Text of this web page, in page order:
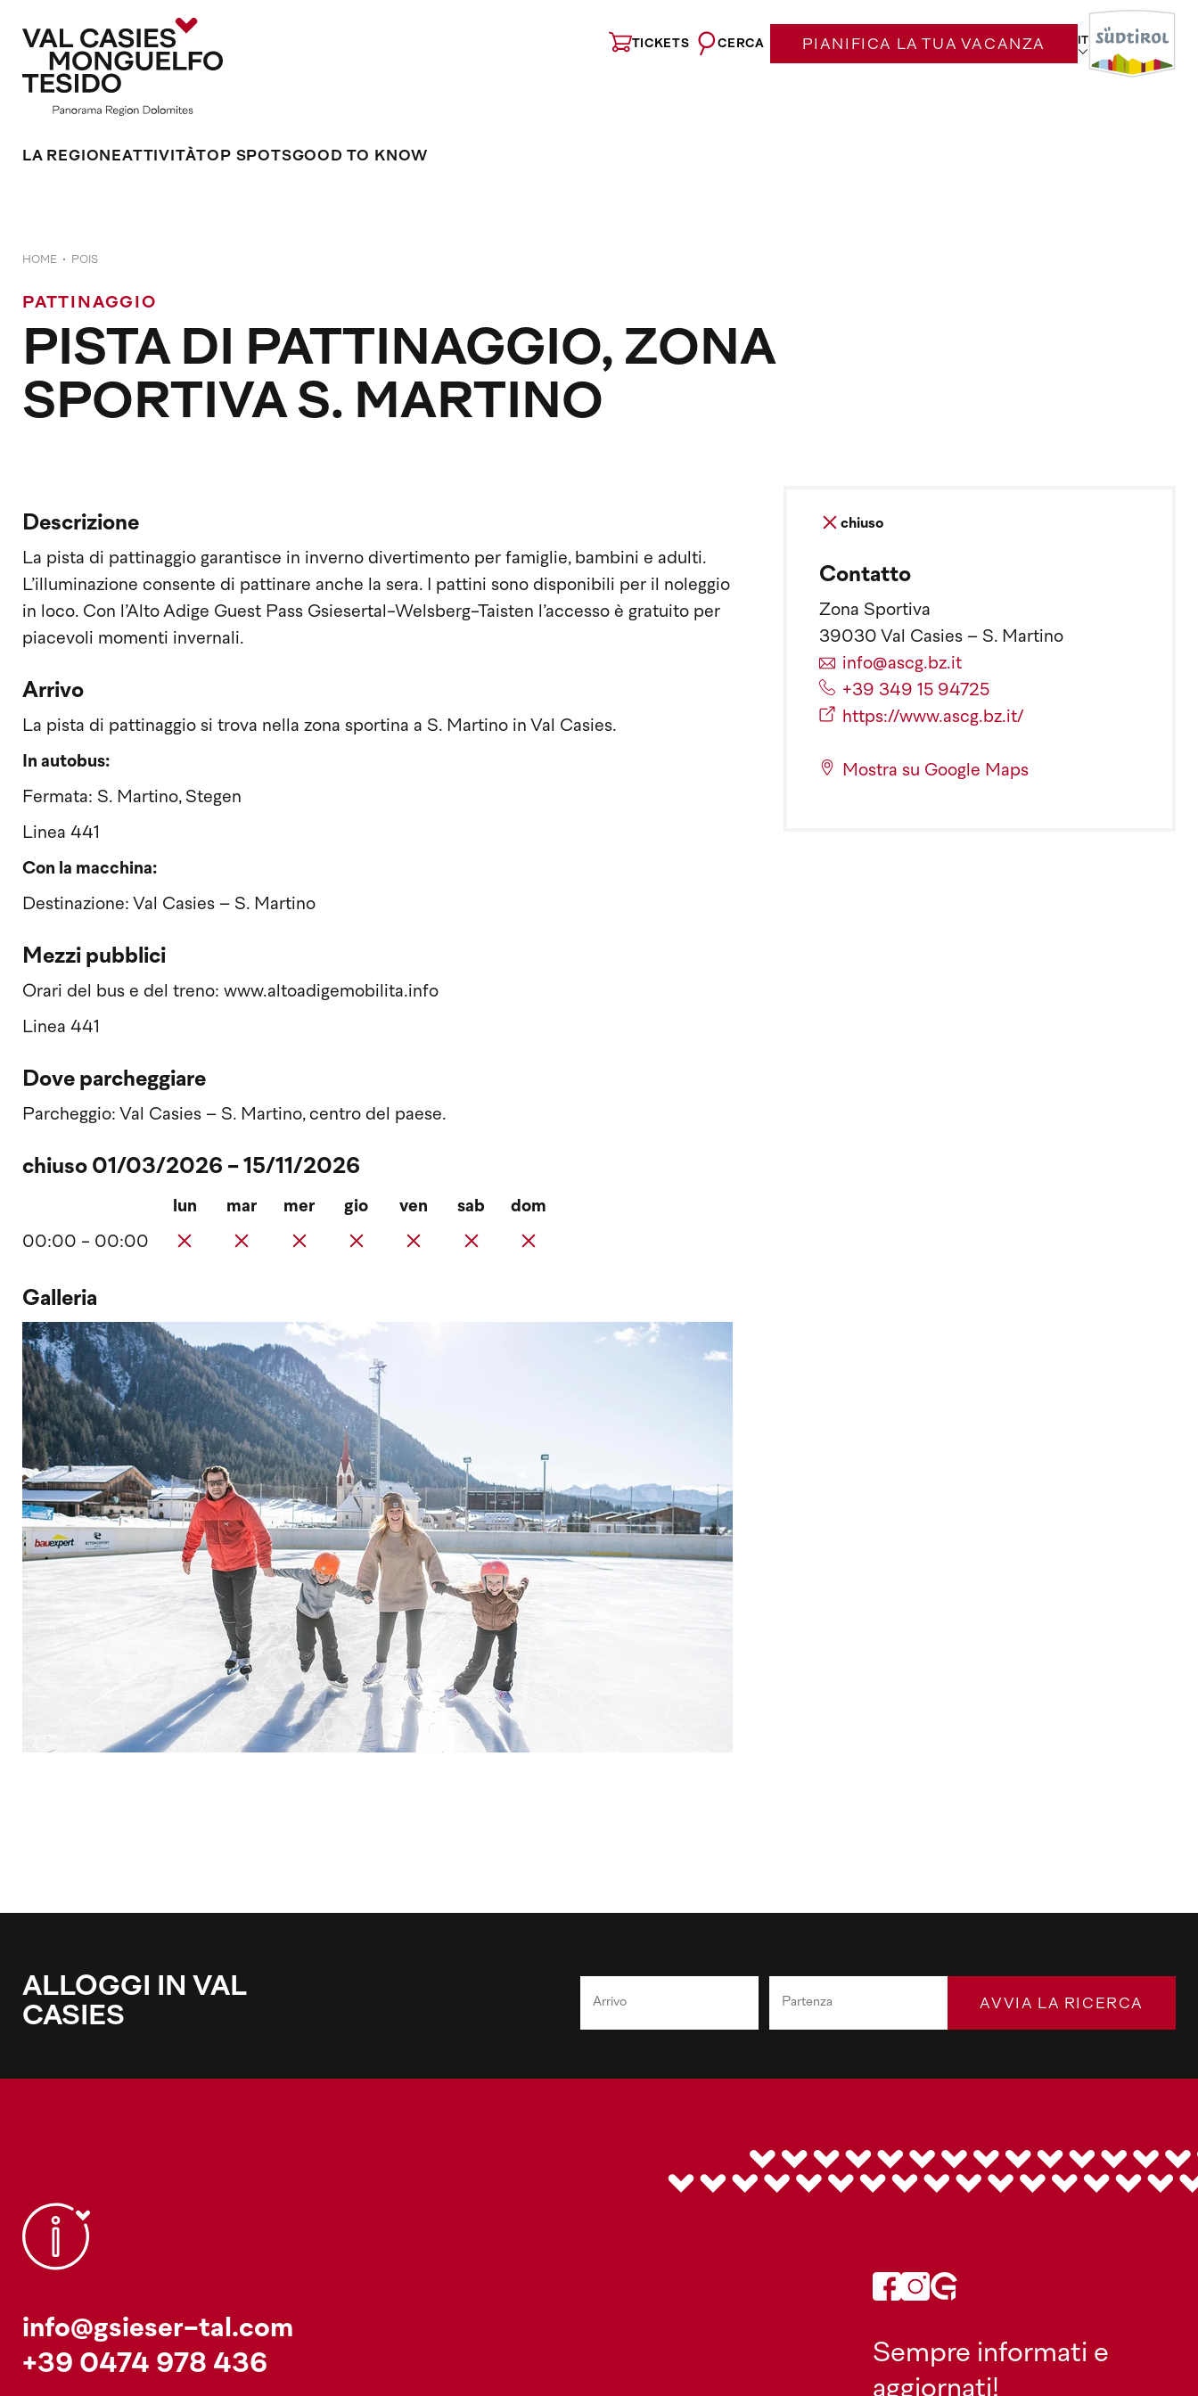
TICKETS CERCA PIANIFICA LA TUA VACANZA IT
LA REGIONEATTIVITÀ TOP SPOTSGOOD TO KNOW
HOME POIS
PATTINAGGIO
PISTA DI PATTINAGGIO, ZONA
SPORTIVA S. MARTINO
Descrizione
La pista di pattinaggio garantisce in inverno divertimento per famiglie, bambini e adulti.
L’illuminazione consente di pattinare anche la sera. I pattini sono disponibili per il noleggio
in loco. Con l’Alto Adige Guest Pass Gsiesertal-Welsberg-Taisten l’accesso è gratuito per
piacevoli momenti invernali.
Arrivo
La pista di pattinaggio si trova nella zona sportina a S. Martino in Val Casies.
In autobus:
Fermata: S. Martino, Stegen
Linea 441
Con la macchina:
Destinazione: Val Casies – S. Martino
Mezzi pubblici
Orari del bus e del treno: www.altoadigemobilita.info
Linea 441
Dove parcheggiare
Parcheggio: Val Casies – S. Martino, centro del paese.
chiuso 01/03/2026 - 15/11/2026
lun mar mer gio ven sab dom
00:00 - 00:00
Galleria
chiuso
Contatto
Zona Sportiva
39030 Val Casies – S. Martino
info@ascg.bz.it
+39 349 15 94725
https://www.ascg.bz.it/
Mostra su Google Maps
ALLOGGI IN VAL
CASIES
AVVIA LA RICERCA
info@gsieser-tal.com
+39 0474 978 436
Sempre informati e
aggiornati!